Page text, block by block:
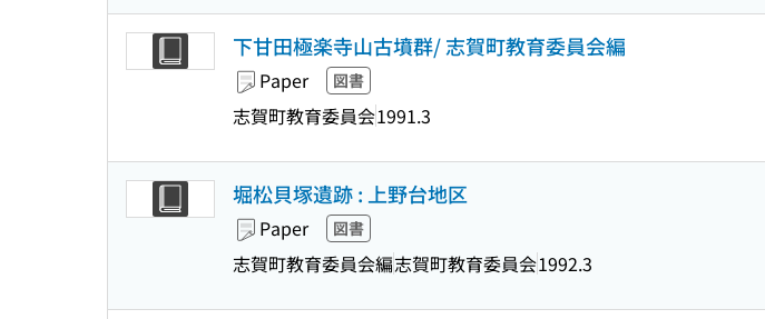
下甘田極楽寺山古墳群/ 志賀町教育委員会編
Paper 図書
志賀町教育委員会1991.3
堀松貝塚遺跡 : 上野台地区
Paper 図書
志賀町教育委員会編志賀町教育委員会1992.3